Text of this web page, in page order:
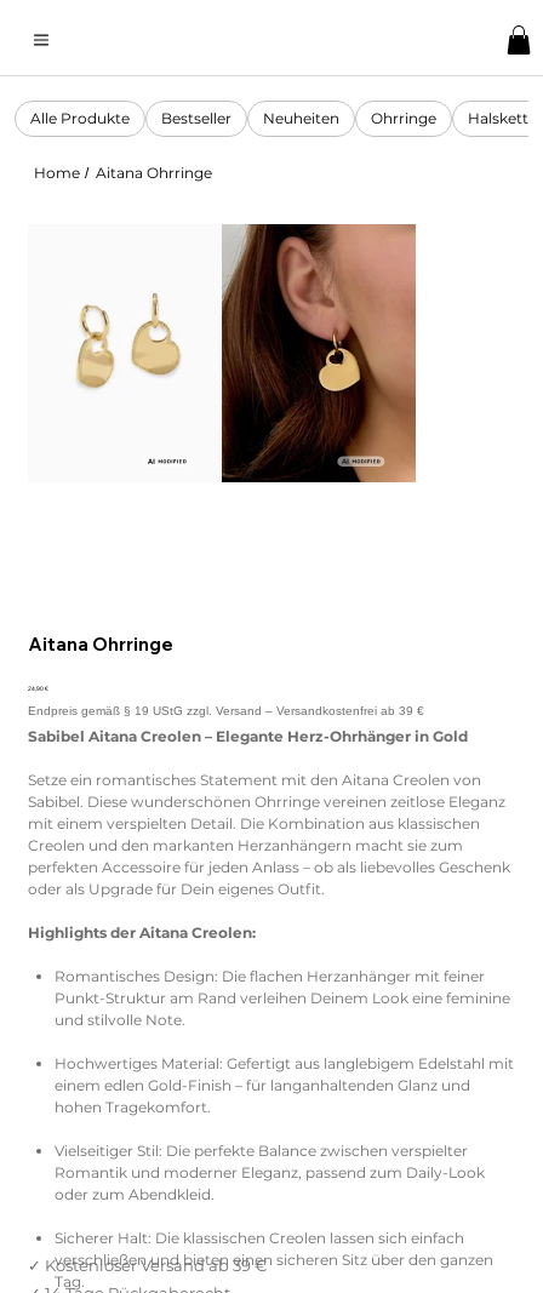
Alle Produkte Bestseller Neuheiten Ohrringe
Home / Aitana Ohrringe
Aitana Ohrringe
Preis
24,90 €
Sabibel Aitana Creolen – Elegante Herz-Ohrhänger in Gold
Setze ein romantisches Statement mit den Aitana Creolen von
Sabibel. Diese wunderschönen Ohrringe vereinen zeitlose Eleganz
mit einem verspielten Detail. Die Kombination aus klassischen
Creolen und den markanten Herzanhängern macht sie zum
perfekten Accessoire für jeden Anlass – ob als liebevolles Geschenk
oder als Upgrade für Dein eigenes Outfit.
Highlights der Aitana Creolen:
Romantisches Design: Die flachen Herzanhänger mit feiner
Punkt-Struktur am Rand verleihen Deinem Look eine feminine
und stilvolle Note.
Hochwertiges Material: Gefertigt aus langlebigem Edelstahl mit
einem edlen Gold-Finish – für langanhaltenden Glanz und
hohen Tragekomfort.
Vielseitiger Stil: Die perfekte Balance zwischen verspielter
Romantik und moderner Eleganz, passend zum Daily-Look
oder zum Abendkleid.
Sicherer Halt: Die klassischen Creolen lassen sich einfach
verschließen und bieten einen sicheren Sitz über den ganzen
Tag.